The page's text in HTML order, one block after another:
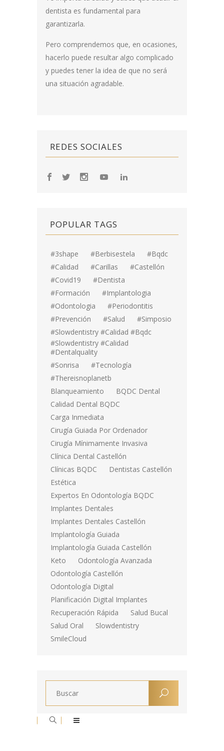
dentista es fundamental para
garantizarla.
Pero comprendemos que, en ocasiones,
hacerlo puede resultar algo complicado
y puedes tener la idea de que no será
una situación agradable.
REDES SOCIALES
POPULAR TAGS
#3shape #berbisestela
#bqdc
#calidad
#carillas
#Castellón
#covid19
#dentista
#formación
#implantologia
#odontologia
#periodontitis
#prevención
#salud
#simposio
#Slowdentistry #calidad #bqdc
#Slowdentistry #calidad
#dentalquality
#sonrisa
#tecnología
#thereisnoplanetb
Blanqueamiento
BQDC Dental
Calidad Dental BQDC
Carga Inmediata
Cirugía Guiada Por Ordenador
Cirugía Mínimamente Invasiva
Clínica Dental Castellón
Clínicas BQDC
Dentistas Castellón
Estética
Expertos En Odontología BQDC
Implantes Dentales
Implantes Dentales Castellón
Implantología Guiada
Implantología Guiada Castellón
Keto
Odontología Avanzada
Odontología Castellón
Odontología Digital
Planificación Digital Implantes
Recuperación Rápida
Salud Bucal
Salud Oral
Slowdentistry
SmileCloud